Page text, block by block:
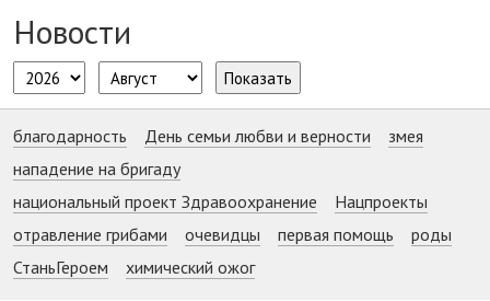
Новости
Показать
благодарность День семьи любви и верности
змея
нападение на бригаду
национальный проект Здравоохранение
Нацпроекты
отравление грибами
очевидцы первая помощь
роды
СтаньГероем
химический ожог